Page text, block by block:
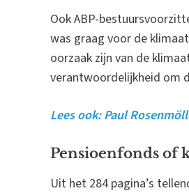
Ook ABP-
was graag voor de
oorzaak zijn van de
verantwoordelijkheid om
Lees ook: Paul
Pensioenfonds of
Uit het 284 pagina’s